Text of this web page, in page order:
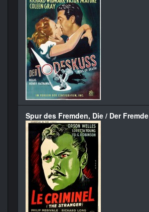
Spur des Fremden, Die / Der Fremde